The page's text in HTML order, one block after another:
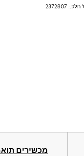
2372807
מכשירים